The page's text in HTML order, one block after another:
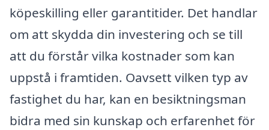
köpeskilling eller garantitider. Det handlar
om att skydda din investering och se till
att du förstår vilka kostnader som kan
uppstå i framtiden. Oavsett vilken typ av
fastighet du har, kan en besiktningsman
bidra med sin kunskap och erfarenhet för